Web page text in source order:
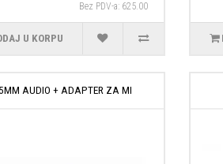
Bez PDV-a: 625.00
U KORPU
AUDIO + ADAPTER ZA MI